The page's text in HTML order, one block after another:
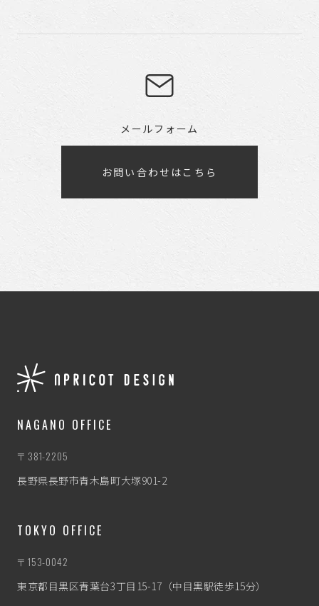
メールフォーム
お問い合わせはこちら
NAGANO OFFICE
〒381-2205
長野県長野市青木島町大塚901-2
TOKYO OFFICE
〒153-0042
東京都目黒区青葉台3丁目15-17（中目黒駅徒歩15分）